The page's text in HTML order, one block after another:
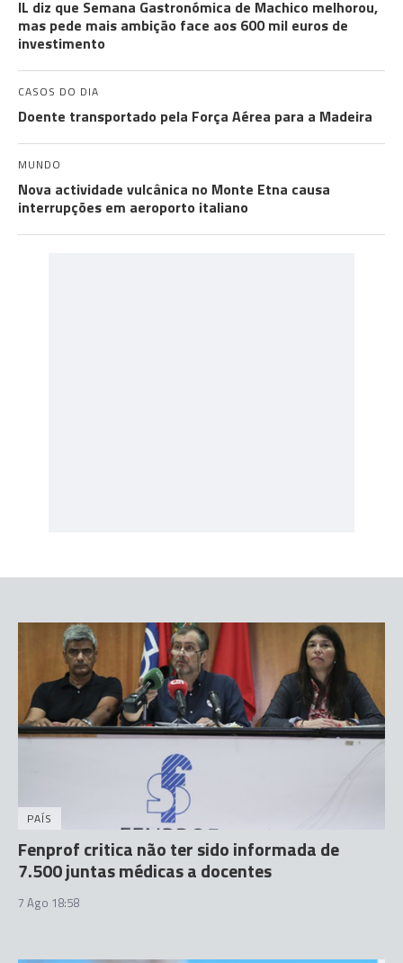
IL diz que Semana Gastronómica de Machico melhorou,
mas pede mais ambição face aos 600 mil euros de
investimento
CASOS DO DIA
Doente transportado pela Força Aérea para a Madeira
MUNDO
Nova actividade vulcânica no Monte Etna causa
interrupções em aeroporto italiano
PAÍS
Fenprof critica não ter sido informada de
7.500 juntas médicas a docentes
7 Ago 18:58